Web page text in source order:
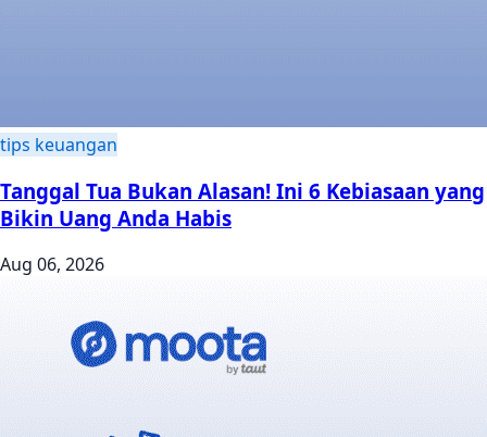
tips keuangan
Tanggal Tua Bukan Alasan! Ini 6 Kebiasaan yang
Bikin Uang Anda Habis
Aug 06, 2026